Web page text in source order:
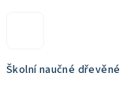
Školní naučné dřevěné